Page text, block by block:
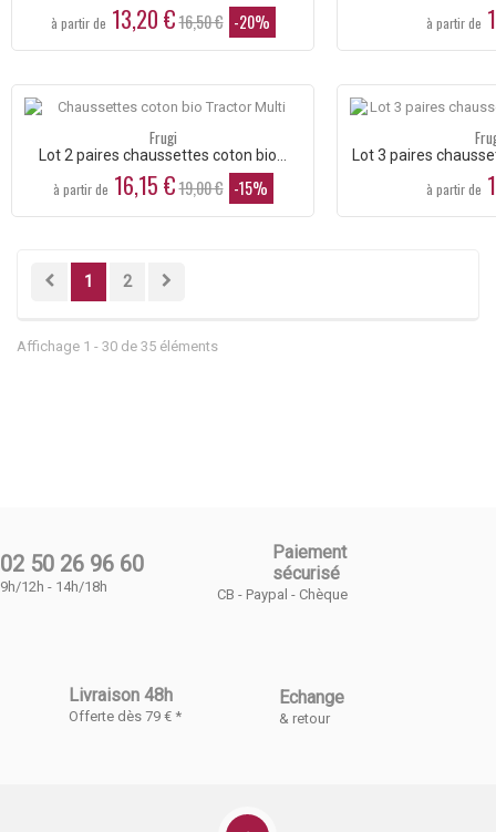
à partir de 13,20 €16,50 € -20% à partir de
Frugi
Lot 2 paires chaussettes coton bio...
à partir de 16,15 €19,00 € -15%
Lot 3 paires
à partir de
1 2
Affichage 1 - 30 de 35 éléments
02 50 26 96 60
9h/12h - 14h/18h
Paiement
sécurisé
CB - Paypal - Chèque
Livraison 48h
Offerte dès 79 € *
Echange
& retour